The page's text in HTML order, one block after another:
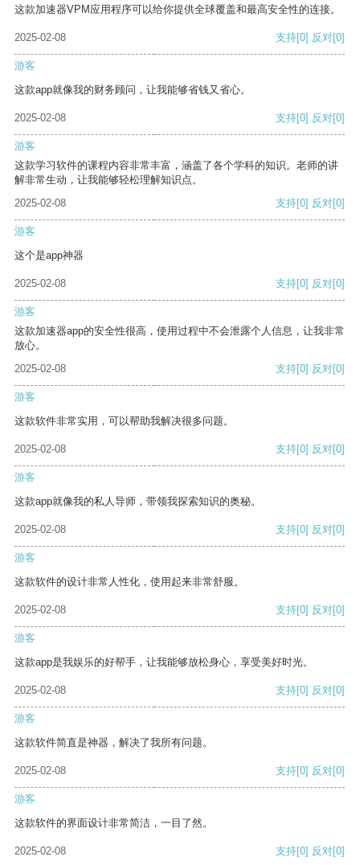
这款加速器VPM应用程序可以给你提供全球覆盖和最高安全性的连接。
2025-02-08 支持[0] 反对[0]
游客
这款app就像我的财务顾问，让我能够省钱又省心。
2025-02-08 支持[0] 反对[0]
游客
这款学习软件的课程内容非常丰富，涵盖了各个学科的知识。老师的讲
解非常生动，让我能够轻松理解知识点。
2025-02-08
支持[0] 反对[0]
游客
这个是app神器
2025-02-08 支持[0] 反对[0]
游客
这款加速器app的安全性很高，使用过程中不会泄露个人信息，让我非常
放心。
2025-02-08
支持[0] 反对[0]
游客
这款软件非常实用，可以帮助我解决很多问题。
2025-02-08 支持[0] 反对[0]
游客
这款app就像我的私人导师，带领我探索知识的奥秘。
2025-02-08 支持[0] 反对[0]
游客
这款软件的设计非常人性化，使用起来非常舒服。
2025-02-08 支持[0] 反对[0]
游客
这款app是我娱乐的好帮手，让我能够放松身心，享受美好时光。
2025-02-08 支持[0] 反对[0]
游客
这款软件简直是神器，解决了我所有问题。
2025-02-08 支持[0] 反对[0]
游客
这款软件的界面设计非常简洁，一目了然。
2025-02-08 支持[0] 反对[0]